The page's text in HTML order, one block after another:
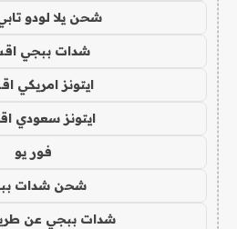
شحن يلا لودو
شدات ببجي
ايتونز امريكي
ايتونز سعودي
فور يو
شحن شدات
شدات ببجي عن